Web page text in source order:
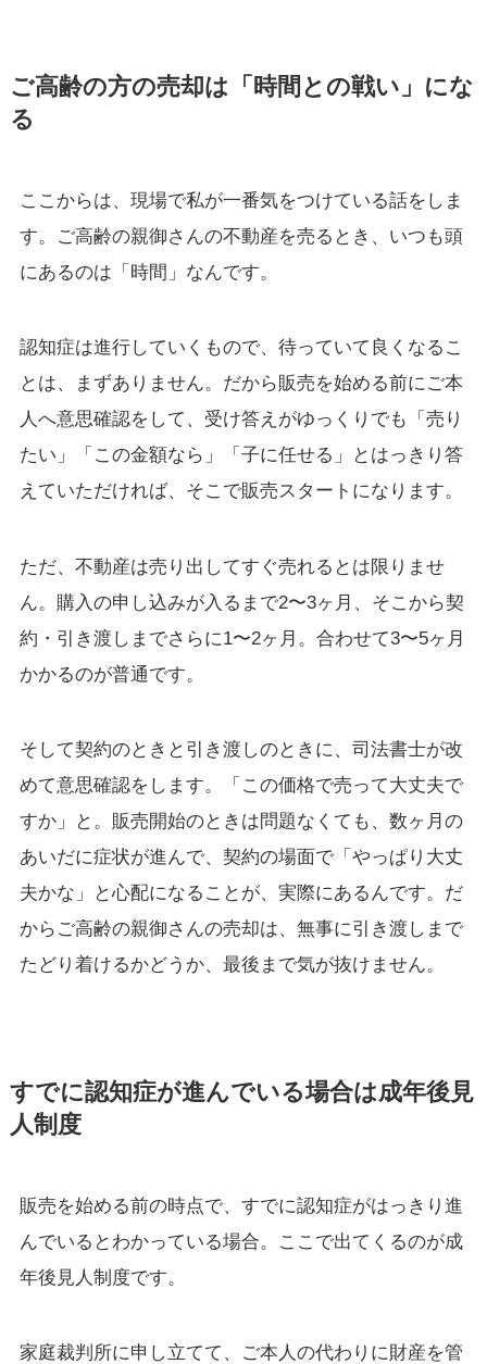
ご高齢の方の売却は「時間との戦い」にな
る
ここからは、現場で私が一番気をつけている話をしま
す。ご高齢の親御さんの不動産を売るとき、いつも頭
にあるのは「時間」なんです。
認知症は進行していくもので、待っていて良くなるこ
とは、まずありません。だから販売を始める前にご本
人へ意思確認をして、受け答えがゆっくりでも「売り
たい」「この金額なら」「子に任せる」とはっきり答
えていただければ、そこで販売スタートになります。
ただ、不動産は売り出してすぐ売れるとは限りませ
ん。購入の申し込みが入るまで2〜3ヶ月、そこから契
約・引き渡しまでさらに1〜2ヶ月。合わせて3〜5ヶ月
かかるのが普通です。
そして契約のときと引き渡しのときに、司法書士が改
めて意思確認をします。「この価格で売って大丈夫で
すか」と。販売開始のときは問題なくても、数ヶ月の
あいだに症状が進んで、契約の場面で「やっぱり大丈
夫かな」と心配になることが、実際にあるんです。だ
からご高齢の親御さんの売却は、無事に引き渡しまで
たどり着けるかどうか、最後まで気が抜けません。
すでに認知症が進んでいる場合は成年後見
人制度
販売を始める前の時点で、すでに認知症がはっきり進
んでいるとわかっている場合。ここで出てくるのが成
年後見人制度です。
家庭裁判所に申し立てて、ご本人の代わりに財産を管